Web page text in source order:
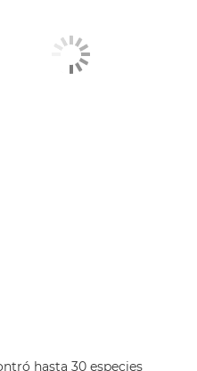
hasta 30 especies